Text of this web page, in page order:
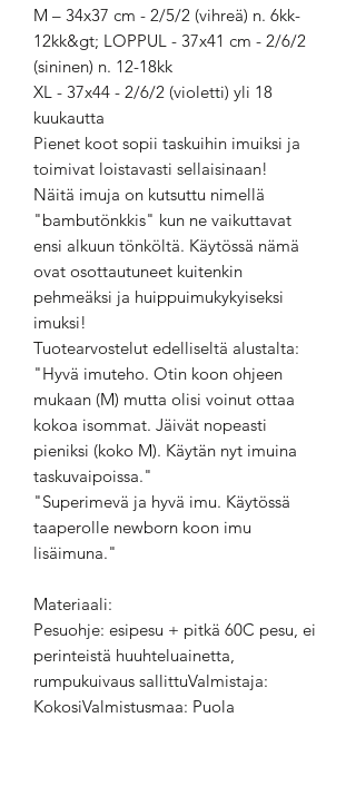
M – 34x37 cm - 2/5/2 (vihreä) n. 6kk-
12kk&gt; LOPPUL - 37x41 cm - 2/6/2
(sininen) n. 12-18kk
XL - 37x44 - 2/6/2 (violetti) yli 18
kuukautta
Pienet koot sopii taskuihin imuiksi ja
toimivat loistavasti sellaisinaan!
Näitä imuja on kutsuttu nimellä
"bambutönkkis" kun ne vaikuttavat
ensi alkuun tönköltä. Käytössä nämä
ovat osottautuneet kuitenkin
pehmeäksi ja huippuimukykyiseksi
imuksi!
Tuotearvostelut edelliseltä alustalta:
"Hyvä imuteho. Otin koon ohjeen
mukaan (M) mutta olisi voinut ottaa
kokoa isommat. Jäivät nopeasti
pieniksi (koko M). Käytän nyt imuina
taskuvaipoissa."
"Superimevä ja hyvä imu. Käytössä
taaperolle newborn koon imu
lisäimuna."
Materiaali:
Pesuohje: esipesu + pitkä 60C pesu, ei
perinteistä huuhteluainetta,
rumpukuivaus sallittuValmistaja:
KokosiValmistusmaa: Puola